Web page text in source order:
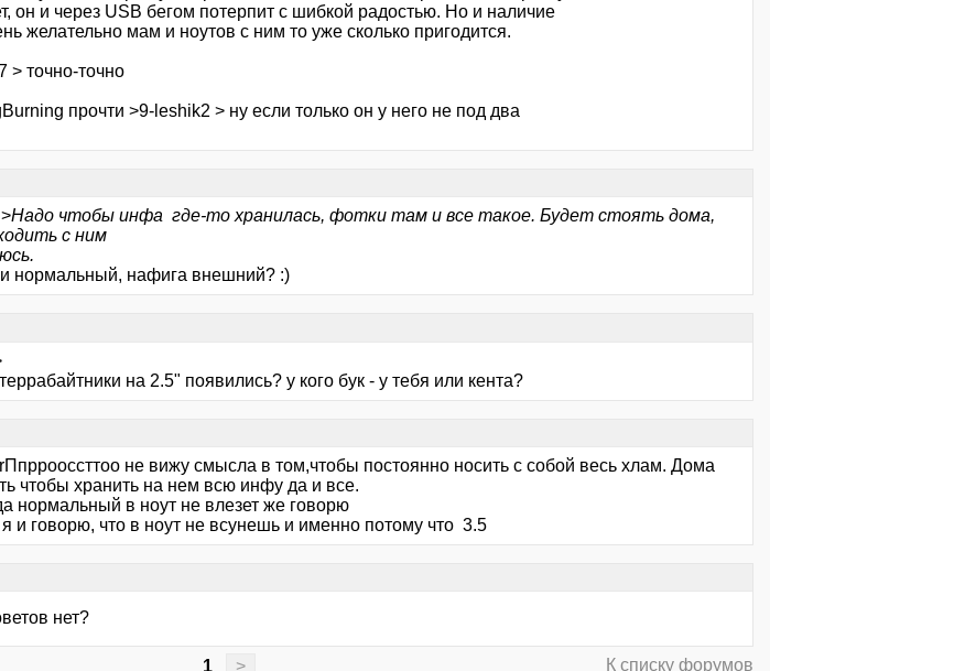
он и через USB бегом потерпит с шибкой радостью. Но и наличие
желательно мам и ноутов с ним то уже сколько пригодится.
> точно-точно
прочти >9-leshik2 > ну если только он у него не под два
Надо чтобы инфа где-то хранилась, фотки там и все такое. Будет стоять дома,
с ним
нормальный, нафига внешний? :)
на 2.5" появились? у кого бук - у тебя или кента?
не вижу смысла в том,чтобы постоянно носить с собой весь хлам. Дома
чтобы хранить на нем всю инфу да и все.
нормальный в ноут не влезет же говорю
и говорю, что в ноут не всунешь и именно потому что 3.5
нет?
1 > К списку форумов